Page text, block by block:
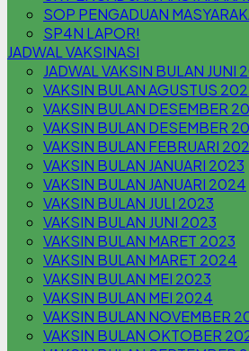
SOP PENGADUAN
SP4N LAPOR!
JADWAL VAKSINASI
JADWAL VAKSIN BULAN JUNI
VAKSIN BULAN AGUSTUS
VAKSIN BULAN DESEMBER
VAKSIN BULAN DESEMBER
VAKSIN BULAN FEBRUARI
VAKSIN BULAN JANUARI 2023
VAKSIN BULAN JANUARI 2024
VAKSIN BULAN JULI 2023
VAKSIN BULAN JUNI 2023
VAKSIN BULAN MARET 2023
VAKSIN BULAN MARET 2024
VAKSIN BULAN MEI 2023
VAKSIN BULAN MEI 2024
VAKSIN BULAN NOVEMBER
VAKSIN BULAN OKTOBER